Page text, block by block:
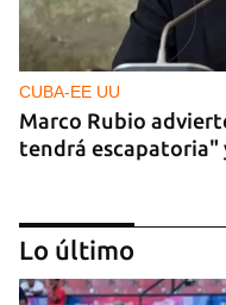
CUBA-EE UU
Marco Rubio
tendrá escapatoria"
Lo último